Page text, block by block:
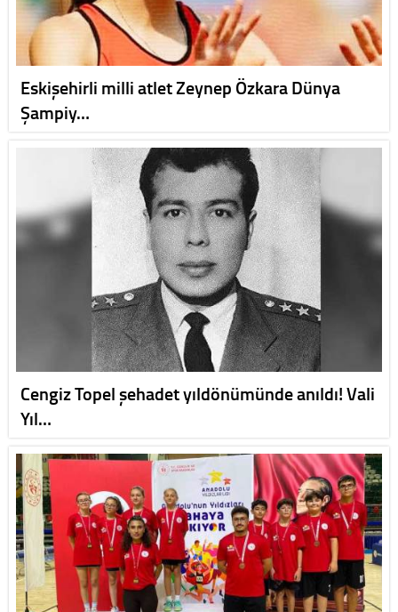
Eskişehirli milli atlet Zeynep Özkara Dünya
Şampiy…
Cengiz Topel şehadet yıldönümünde anıldı! Vali
Yıl…